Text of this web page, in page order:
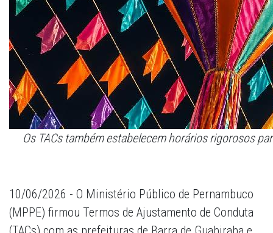
Os TACs também estabelecem horários rigorosos
10/06/2026 - O Ministério Público de Pernambuco
(MPPE) firmou Termos de Ajustamento de Conduta